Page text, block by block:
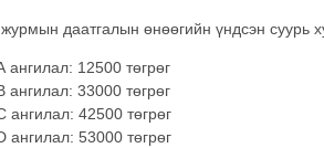
даатгалын өнөөгийн үндсэн суурь
ангилал: 12500 төгрөг
ангилал: 33000 төгрөг
ангилал: 42500 төгрөг
ангилал: 53000 төгрөг